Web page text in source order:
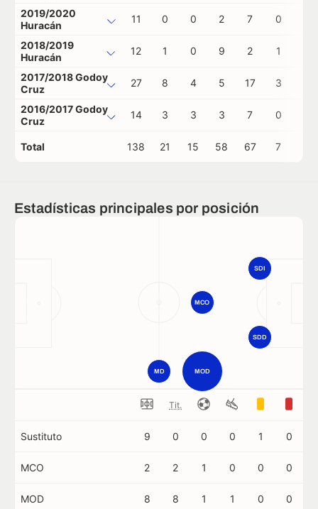
2019/2020
Huracán
11 0 0 2 7 0
2018/2019
Huracán
12 1 0 9 2 1
2017/2018 Godoy
Cruz
27 8 4 5 17 3
2016/2017 Godoy
Cruz
14 3 3 3 7 0
Total 138 21 15 58 67 7
Estadísticas principales por posición
MOD
MD
MCO
SDI
SDD
Tit.
Sustituto 9 0 0 0 1 0
MCO 2 2 1 0 0 0
MOD 8 8 1 1 0 0